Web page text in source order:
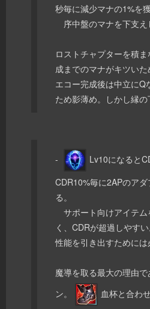
秒毎に減少マナの1%を獲
序中盤のマナを下支え
ロストチャプターを積
成までのマナがキツいた
エコー完成後は中立にQ
ため影薄め。しかし縁の
-
Lv10になると
CDR10%毎に2APのア
る。
サポート向けアイテム
く、CDRが超過しやす
性能を引き出すためには
魔導を取る最大の理由
ン。
血杯と合わ